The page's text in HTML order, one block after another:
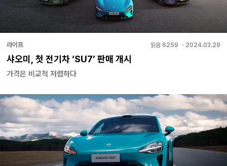
라이프 읽음 6259 ・ 2024.03.29
샤오미, 첫 전기차 ‘SU7’ 판매 개시
가격은 비교적 저렴하다